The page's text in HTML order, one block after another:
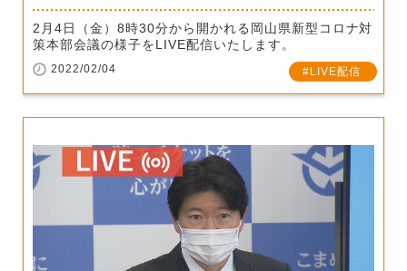
2月4日（金）8時30分から開かれる岡山県新型コロナ対
策本部会議の様子をLIVE配信いたします。
2022/02/04 LIVE配信